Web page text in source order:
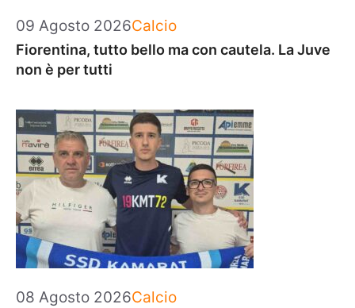
09 Agosto 2026Categorie
Calcio
Fiorentina, tutto bello ma con cautela. La Juve
non è per tutti
08 Agosto 2026Categorie
Calcio